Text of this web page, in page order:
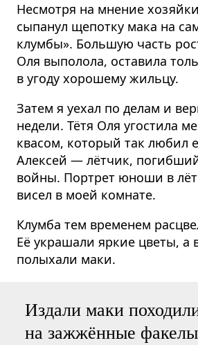
Несмотря на мнение
сыпанул щепотку мака на
клумбы». Большую часть
Оля выполола, оставила
в угоду хорошему жильцу.
Затем я уехал по делам и
недели. Тётя Оля угостила
квасом, который так любил
Алексей — лётчик,
войны. Портрет юноши в
висел в моей комнате.
Клумба тем временем
Её украшали яркие цветы, а
полыхали маки.
Издали маки
на зажжённые